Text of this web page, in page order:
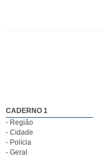
CADERNO 1
- Região
- Cidade
- Polícia
- Geral